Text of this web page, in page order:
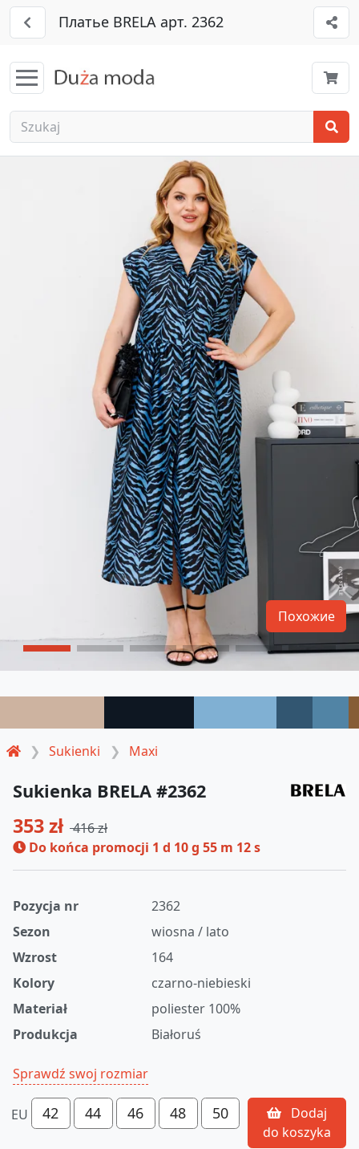
Платье BRELA арт. 2362
Sukienki Maxi
Похожие
Sukienka BRELA #2362
353 zł 416 zł
Do końca promocji 1 d 10 g 55 m 11 s
Pozycja nr
2362
Sezon
wiosna / lato
Wzrost
164
Kolory
czarno-niebieski
Materiał
poliester 100%
Produkcja
Białoruś
Sprawdź swoj rozmiar
EU 42 44 46 48 50
do koszyka